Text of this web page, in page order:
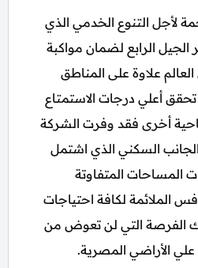
التنوع الخدمي الذي
الرابع لضمان مواكبة
علاوة على المناطق
تحقق أعلي درجات الاستمتاع
ناحية أخرى فقد وفرت الشركة
السكني الذي اشتمل
المساحات المتفاوتة
الملائمة لكافة احتياجات
الفرصة التي لن تعوض من
الأراضي المصرية.